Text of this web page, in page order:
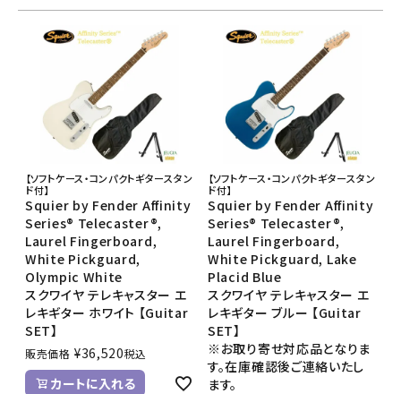
【ソフトケース・コンパクトギタースタン
ド付】
Squier by Fender Affinity
Series® Telecaster®,
Laurel Fingerboard,
White Pickguard,
Olympic White
スクワイヤ テレキャスター エ
レキギター ホワイト 【Guitar
SET】
販売価格 ¥36,520税込
カートに入れる
【ソフトケース・コンパクトギタースタン
ド付】
Squier by Fender Affinity
Series® Telecaster®,
Laurel Fingerboard,
White Pickguard, Lake
Placid Blue
スクワイヤ テレキャスター エ
レキギター ブルー 【Guitar
SET】
※お取り寄せ対応品となりま
す。在庫確認後ご連絡いたし
ます。